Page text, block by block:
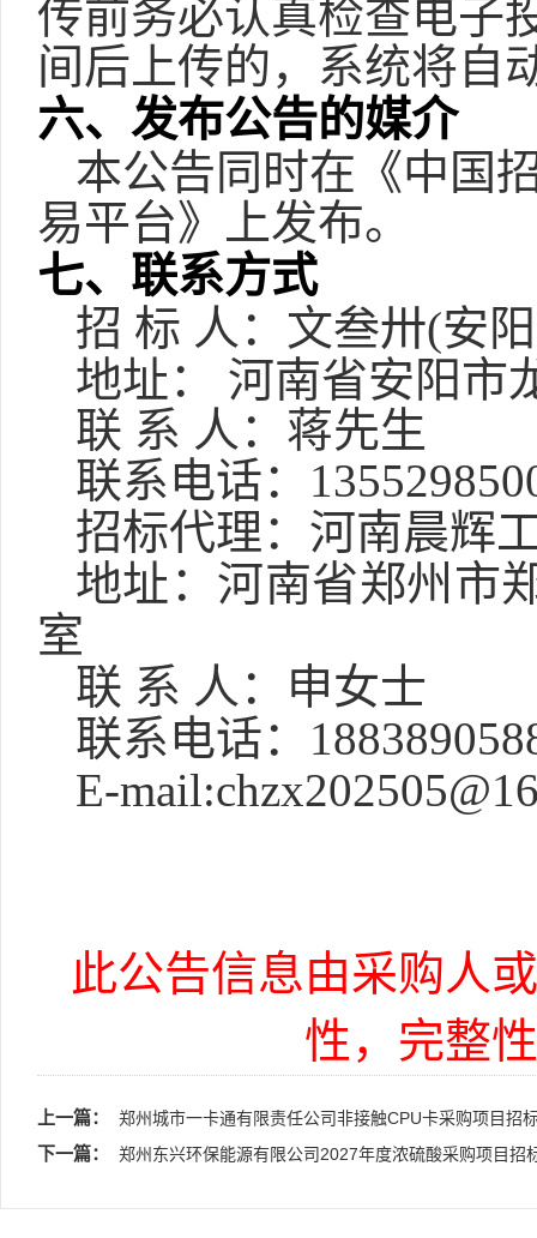
传前务必认真检查电子
间后上传的，系统将自
六、发布公告的媒介
本公告同时在《中国
易平台》上发布。
七、联系方式
招 标 人：文叁卅(安
地址：
河南省安阳市
联 系 人：蒋先生
联系电话：
招标代理：河南晨辉
地址：河南省郑州市
室
联 系 人：申女士
联系电话：
E-mail:
此公告信息由采购人
性，完整
上一篇： 郑州城市一卡通有限责任公司非接触CPU卡采购项目招
下一篇： 郑州东兴环保能源有限公司2027年度浓硫酸采购项目招